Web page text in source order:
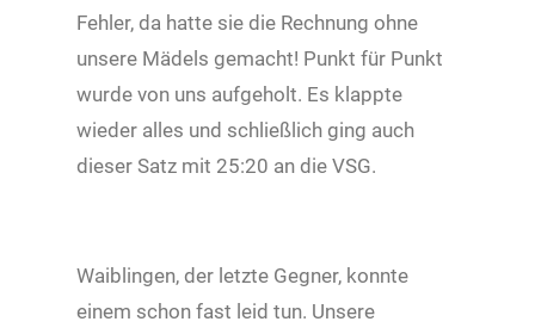
Fehler, da hatte sie die Rechnung ohne
unsere Mädels gemacht! Punkt für Punkt
wurde von uns aufgeholt. Es klappte
wieder alles und schließlich ging auch
dieser Satz mit 25:20 an die VSG.
Waiblingen, der letzte Gegner, konnte
einem schon fast leid tun. Unsere